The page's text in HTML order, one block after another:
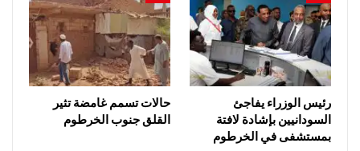
رئيس الوزراء يفاجئ
السودانيين بإشادة لافتة
بمستشفى في الخرطوم
حالات تسمم غامضة تثير
القلق جنوب الخرطوم